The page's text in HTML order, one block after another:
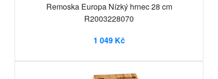
Remoska Europa Nízký hrnec 28 cm
R2003228070
1 049 Kč